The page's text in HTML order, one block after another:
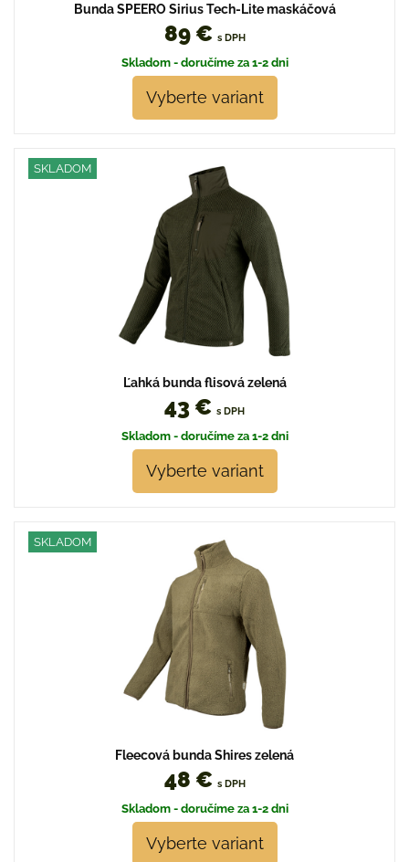
Bunda SPEERO Sirius Tech-Lite maskáčová
89 € s DPH
Skladom - doručíme za 1-2 dni
Vyberte variant
SKLADOM
Ľahká bunda flisová zelená
43 € s DPH
Skladom - doručíme za 1-2 dni
Vyberte variant
SKLADOM
Fleecová bunda Shires zelená
48 € s DPH
Skladom - doručíme za 1-2 dni
Vyberte variant